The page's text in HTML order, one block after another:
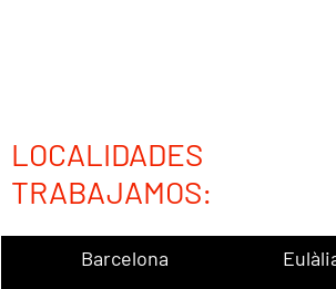
LOCALIDADES
TRABAJAMOS:
Barcelona